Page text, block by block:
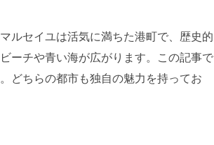
ルセイユは活気に満ちた港町で、歴史的
ーチや青い海が広がります。この記事で
どちらの都市も独自の魅力を持ってお